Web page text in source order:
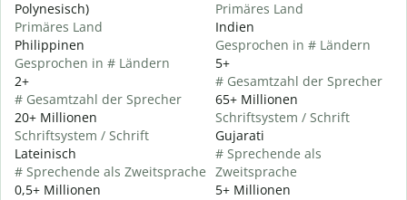
Polynesisch)
Primäres Land
Philippinen
Gesprochen in # Ländern
2+
# Gesamtzahl der Sprecher
20+ Millionen
Schriftsystem / Schrift
Lateinisch
# Sprechende als Zweitsprache
0,5+ Millionen
Primäres Land
Indien
Gesprochen in # Ländern
5+
# Gesamtzahl der Sprecher
65+ Millionen
Schriftsystem / Schrift
Gujarati
# Sprechende als
Zweitsprache
5+ Millionen